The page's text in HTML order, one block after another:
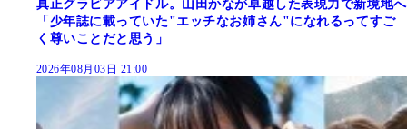
真正グラビアアイドル。山田かなが卓越した表現力で新境地へ
「少年誌に載っていた"エッチなお姉さん"になれるってすご
く尊いことだと思う」
2026年08月03日 21:00